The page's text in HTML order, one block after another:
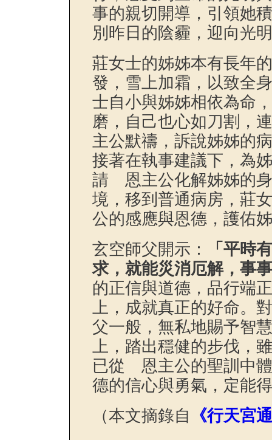
事的親切開導，引領她
別昨日的陰霾，迎向光
莊女士的姊姊本有長年
發，雪上加霜，以致全
士自小與姊姊相依為命
磨，自己也心如刀割，
主公默禱，訴說姊姊的
接著在執事建議下，為
請 恩主公化解姊姊的
境，移到普通病房，莊
公的感應與恩德，護佑
玄空師父開示：
「平時
求，就能災消厄解，事
的正信與道德，品行端
上，成就真正的好命。
父一般，無私地賜予智
上，踏出穩健的步伐，
已從 恩主公的聖訓中
德的信心與勇氣，定能
（本文摘錄自
《行天宮